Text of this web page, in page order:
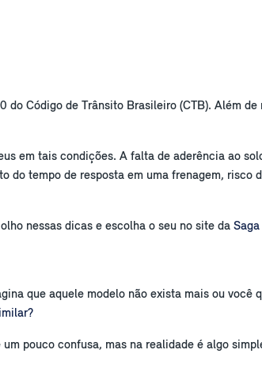
Código de Trânsito Brasileiro (CTB). Além de
em tais condições. A falta de aderência ao
do tempo de resposta em uma frenagem, risco
nessas dicas e escolha o seu no site da
que aquele modelo não exista mais ou você
pouco confusa, mas na realidade é algo